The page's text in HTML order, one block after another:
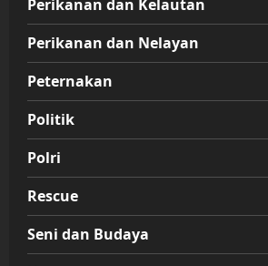
Perikanan dan Kelautan
Perikanan dan Nelayan
Peternakan
Politik
Polri
Rescue
Seni dan Budaya